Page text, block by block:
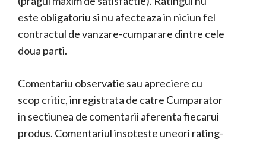
este obligatoriu si nu afecteaza in niciun fel
contractul de vanzare-cumparare dintre cele
doua parti.
Comentariu observatie sau apreciere cu
scop critic, inregistrata de catre Cumparator
in sectiunea de comentarii aferenta fiecarui
produs. Comentariul insoteste uneori rating-